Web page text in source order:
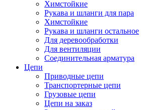
Химстойкие
Рукава и шланги для пара
Химстойкие
Рукава и шланги остальное
Для деревообработки
Для вентиляции
Соединительная арматура
Цепи
Приводные цепи
Транспортерные цепи
Грузовые цепи
Цепи на заказ